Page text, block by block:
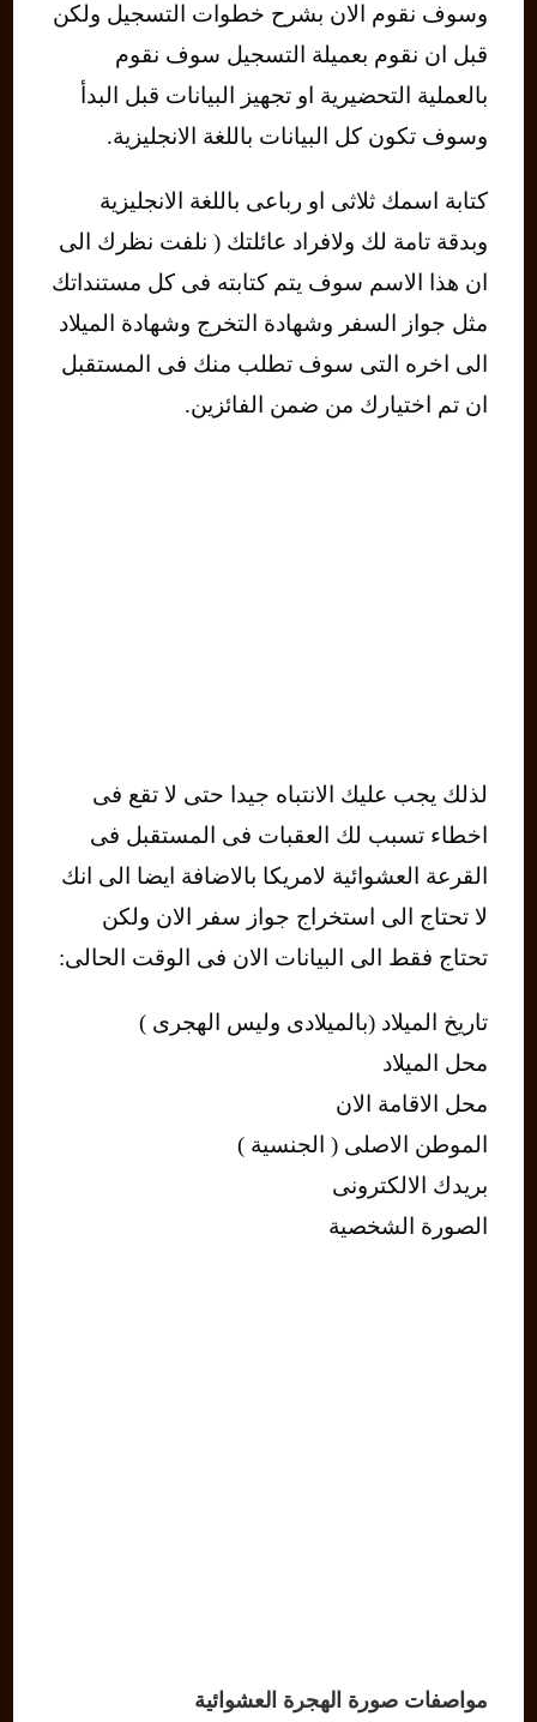
وسوف نقوم الان بشرح خطوات التسجيل ولكن
قبل ان نقوم بعميلة التسجيل سوف نقوم
بالعملية التحضيرية او تجهيز البيانات قبل البدأ
وسوف تكون كل البيانات باللغة الانجليزية.
كتابة اسمك ثلاثى او رباعى باللغة الانجليزية
وبدقة تامة لك ولافراد عائلتك ( نلفت نظرك الى
ان هذا الاسم سوف يتم كتابته فى كل مستنداتك
مثل جواز السفر وشهادة التخرج وشهادة الميلاد
الى اخره التى سوف تطلب منك فى المستقبل
ان تم اختيارك من ضمن الفائزين.
لذلك يجب عليك الانتباه جيدا حتى لا تقع فى
اخطاء تسبب لك العقبات فى المستقبل فى
القرعة العشوائية لامريكا بالاضافة ايضا الى انك
لا تحتاج الى استخراج جواز سفر الان ولكن
تحتاج فقط الى البيانات الان فى الوقت الحالى:
تاريخ الميلاد (بالميلادى وليس الهجرى )
محل الميلاد
محل الاقامة الان
الموطن الاصلى ( الجنسية )
بريدك الالكترونى
الصورة الشخصية
مواصفات صورة الهجرة العشوائية